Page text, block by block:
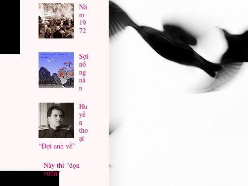
Nă
m
19
72
Sợi
nồ
ng
nà
n
Hu
yề
n
tho
ại
“Đợi anh về”
Này thì "dọn
vườn"